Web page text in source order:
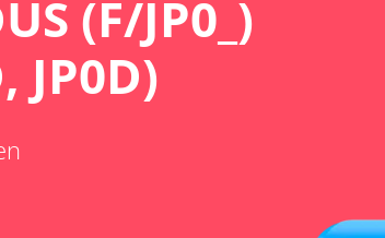
(F/JP0_)
JP0D)